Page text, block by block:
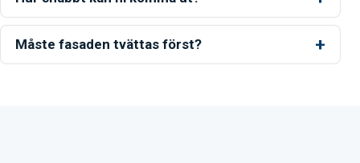
Måste fasaden tvättas först?